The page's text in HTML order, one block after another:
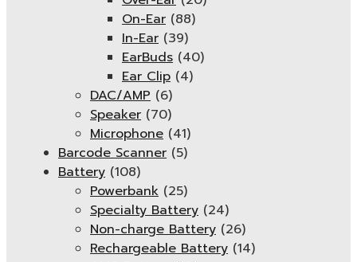
On-Ear (88)
In-Ear (39)
EarBuds (40)
Ear Clip (4)
DAC/AMP (6)
Speaker (70)
Microphone (41)
Barcode Scanner (5)
Battery (108)
Powerbank (25)
Specialty Battery (24)
Non-charge Battery (26)
Rechargeable Battery (14)